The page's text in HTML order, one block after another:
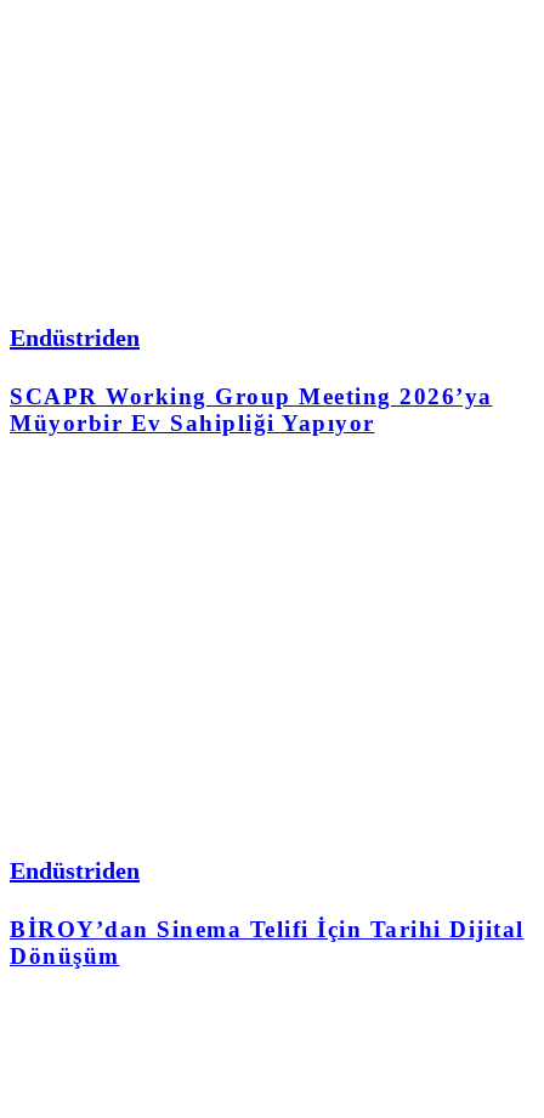
Endüstriden
SCAPR Working Group Meeting 2026’ya
Müyorbir Ev Sahipliği Yapıyor
Endüstriden
BİROY’dan Sinema Telifi İçin Tarihi Dijital
Dönüşüm